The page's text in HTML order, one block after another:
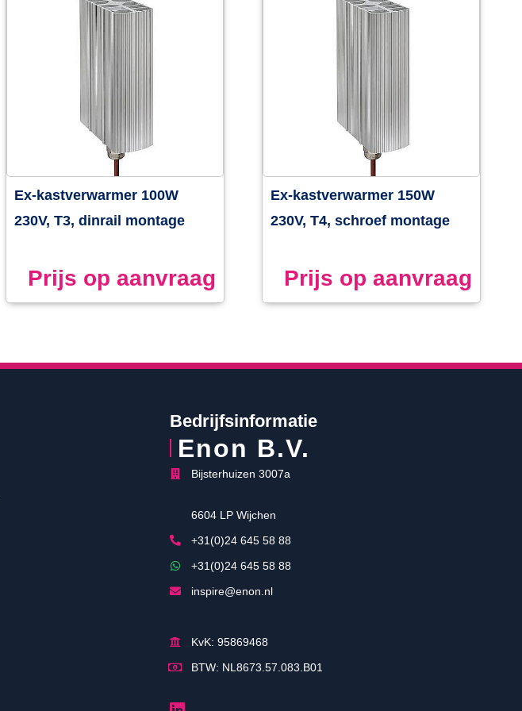
Ex-kastverwarmer 100W
230V, T3, dinrail montage
Prijs op aanvraag
Ex-kastverwarmer 150W
230V, T4, schroef montage
Prijs op aanvraag
Bedrijfsinformatie
Enon B.V.
Bijsterhuizen 3007a
6604 LP Wijchen
+31(0)24 645 58 88
+31(0)24 645 58 88
inspire@enon.nl
KvK: 95869468
BTW: NL8673.57.083.B01